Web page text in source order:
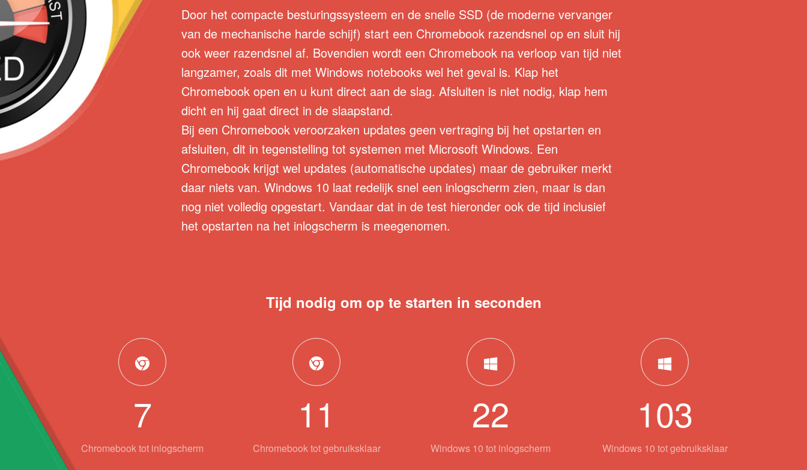
Door het compacte besturingssysteem en de snelle SSD (de moderne vervanger
van de mechanische harde schijf) start een Chromebook razendsnel op en sluit hij
ook weer razendsnel af. Bovendien wordt een Chromebook na verloop van tijd niet
langzamer, zoals dit met Windows notebooks wel het geval is. Klap het
Chromebook open en u kunt direct aan de slag. Afsluiten is niet nodig, klap hem
dicht en hij gaat direct in de slaapstand.
Bij een Chromebook veroorzaken updates geen vertraging bij het opstarten en
afsluiten, dit in tegenstelling tot systemen met Microsoft Windows. Een
Chromebook krijgt wel updates (automatische updates) maar de gebruiker merkt
daar niets van. Windows 10 laat redelijk snel een inlogscherm zien, maar is dan
nog niet volledig opgestart. Vandaar dat in de test hieronder ook de tijd inclusief
het opstarten na het inlogscherm is meegenomen.
Tijd nodig om op te starten in seconden
7
Chromebook tot inlogscherm
11
Chromebook tot gebruiksklaar
22
Windows 10 tot inlogscherm
103
Windows 10 tot gebruiksklaar